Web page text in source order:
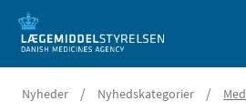
Nyheder / Nyhedskategorier /